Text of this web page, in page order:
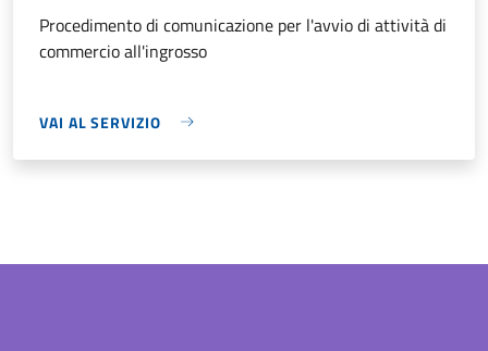
Procedimento di comunicazione per l'avvio di attività di
commercio all'ingrosso
VAI AL SERVIZIO